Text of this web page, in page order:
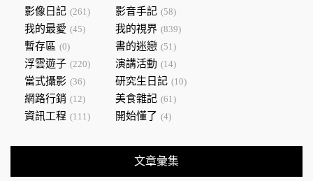
影像日記 (261) 影音手記 (58)
我的最愛 (45) 我的視界 (839)
暫存區 (0) 書的迷戀 (51)
浮雲遊子 (220) 演講活動 (14)
當式攝影 (36) 研究生日記 (10)
網路行銷 (12) 美食雜記 (61)
資訊工程 (111) 開始懂了 (4)
文章彙集